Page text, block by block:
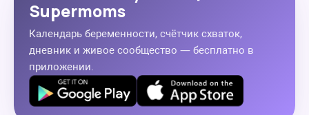
Supermoms
Календарь беременности, счётчик схваток,
дневник и живое сообщество — бесплатно в
приложении.